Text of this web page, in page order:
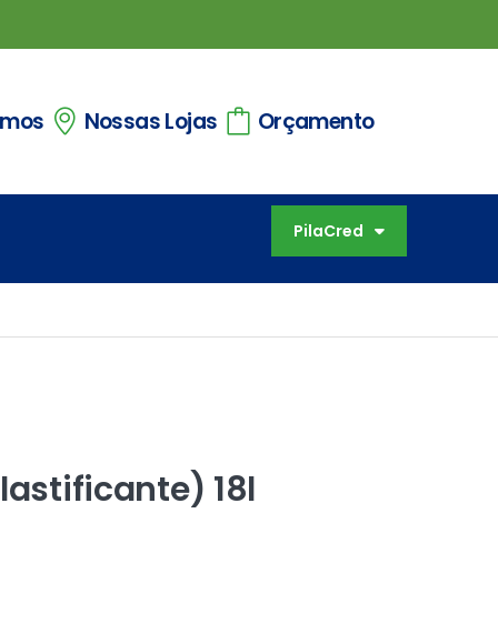
Nossas Lojas Orçamento
PilaCred
18l